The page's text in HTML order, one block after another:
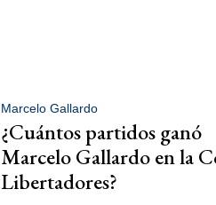
Marcelo Gallardo
¿Cuántos partidos ganó
Marcelo Gallardo en la
Libertadores?